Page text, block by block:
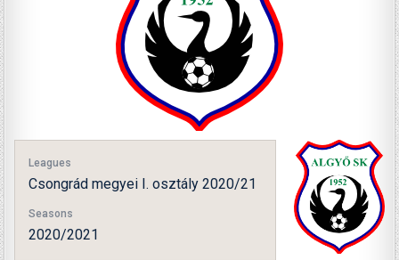
Leagues
Csongrád megyei I. osztály 2020/21
Seasons
2020/2021